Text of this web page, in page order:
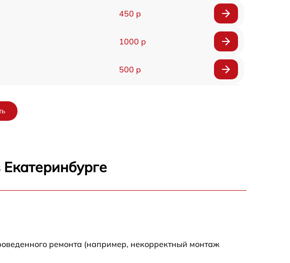
450 р
1000 р
500 р
ремонта (например, некорректный монтаж